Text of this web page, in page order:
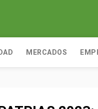
MERCADOS